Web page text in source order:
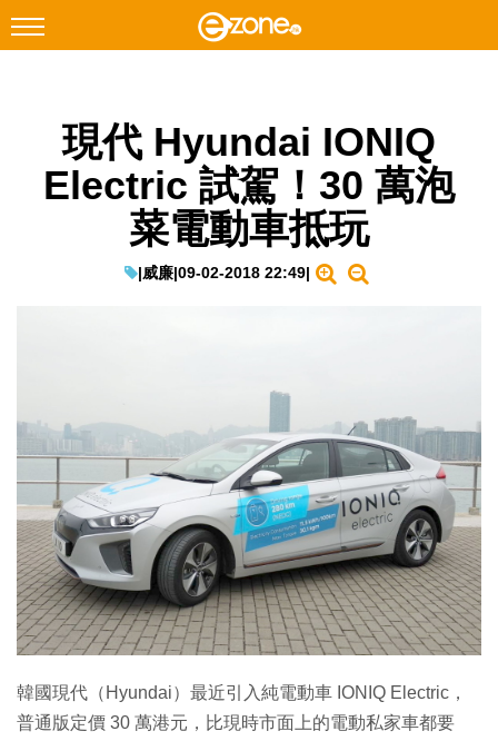
Facebook Instagram
科技焦點
生成式AI與雲端應用
Enterprise Digital Transformation
特集
現代 Hyundai IONIQ
Electric 試駕！30 萬泡
菜電動車抵玩
|威廉|09-02-2018 22:49|
韓國現代（Hyundai）最近引入純電動車 IONIQ Electric，
普通版定價 30 萬港元，比現時市面上的電動私家車都要